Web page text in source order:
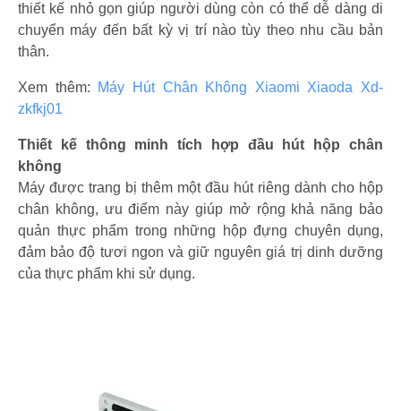
thiết kế nhỏ gọn giúp người dùng còn có thể dễ dàng di
chuyển máy đến bất kỳ vị trí nào tùy theo nhu cầu bản
thân.
Xem thêm:
Máy Hút Chân Không Xiaomi Xiaoda Xd-
zkfkj01
Thiết kế thông minh tích hợp đầu hút hộp chân
không
Máy được trang bị thêm một đầu hút riêng dành cho hộp
chân không, ưu điểm này giúp mở rộng khả năng bảo
quản thực phẩm trong những hộp đựng chuyên dụng,
đảm bảo độ tươi ngon và giữ nguyên giá trị dinh dưỡng
của thực phẩm khi sử dụng.